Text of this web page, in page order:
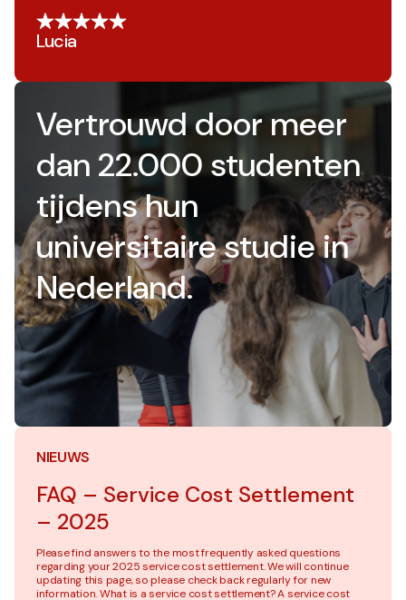
Lucia
Vertrouwd door meer
dan 22.000 studenten
tijdens hun
universitaire studie in
Nederland.
NIEUWS
FAQ – Service Cost Settlement
– 2025
Please find answers to the most frequently asked questions
regarding your 2025 service cost settlement. We will continue
updating this page, so please check back regularly for new
information. What is a service cost settlement? A service cost